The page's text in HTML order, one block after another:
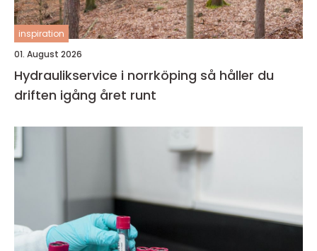
inspiration
01. August 2026
Hydraulikservice i norrköping så håller du
driften igång året runt